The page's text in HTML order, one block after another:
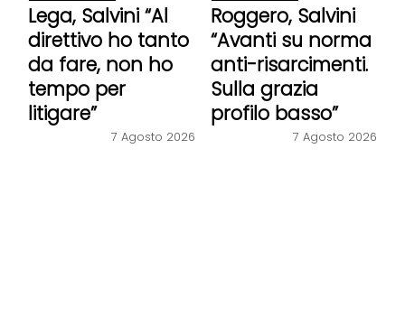
Lega, Salvini “Al
direttivo ho tanto
da fare, non ho
tempo per
litigare”
7 Agosto 2026
Roggero, Salvini
“Avanti su norma
anti-risarcimenti.
Sulla grazia
profilo basso”
7 Agosto 2026